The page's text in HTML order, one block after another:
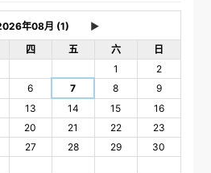
►
四 五 六
日
1
2
6 7 8
9
13 14 15
16
20 21 22
23
27 28 29
30